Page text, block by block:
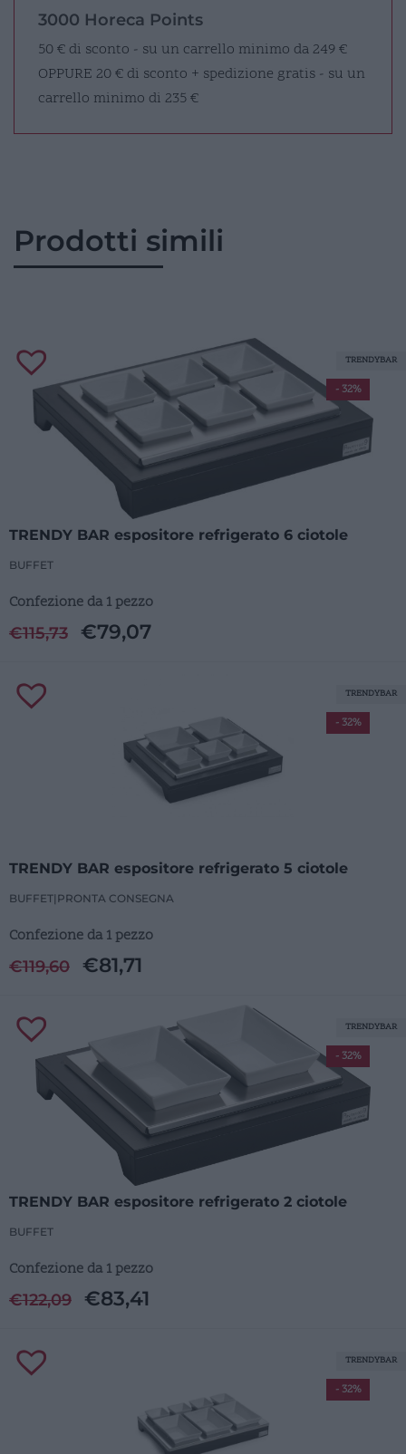
3000 Horeca Points
50 € di sconto - su un carrello minimo da 249 €
OPPURE 20 € di sconto + spedizione gratis - su un
carrello minimo di 235 €
Prodotti simili
TRENDY BAR espositore refrigerato 6 ciotole
BUFFET
Confezione da 1 pezzo
€115,73 €79,07
- 32%
TRENDYBAR
TRENDY BAR espositore refrigerato 5 ciotole
BUFFET| PRONTA CONSEGNA
Confezione da 1 pezzo
€119,60 €81,71
- 32%
TRENDYBAR
TRENDY BAR espositore refrigerato 2 ciotole
BUFFET
Confezione da 1 pezzo
€122,09 €83,41
- 32%
TRENDYBAR
- 32%
TRENDYBAR